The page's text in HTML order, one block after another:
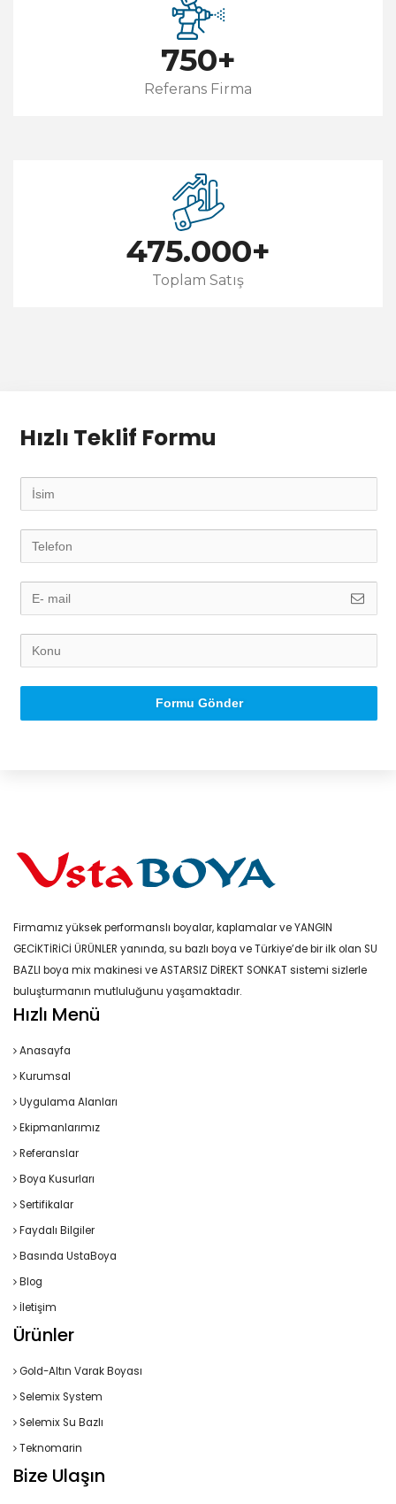
750+
Referans Firma
475.000+
Toplam Satış
Hızlı Teklif Formu
Formu Gönder
Firmamız yüksek performanslı boyalar, kaplamalar ve YANGIN
GECİKTİRİCİ ÜRÜNLER yanında, su bazlı boya ve Türkiye’de bir ilk olan SU
BAZLI boya mix makinesi ve ASTARSIZ DİREKT SONKAT sistemi sizlerle
buluşturmanın mutluluğunu yaşamaktadır.
Hızlı Menü
Anasayfa
Kurumsal
Uygulama Alanları
Ekipmanlarımız
Referanslar
Boya Kusurları
Sertifikalar
Faydalı Bilgiler
Basında UstaBoya
Blog
İletişim
Ürünler
Gold-Altın Varak Boyası
Selemix System
Selemix Su Bazlı
Teknomarin
Bize Ulaşın